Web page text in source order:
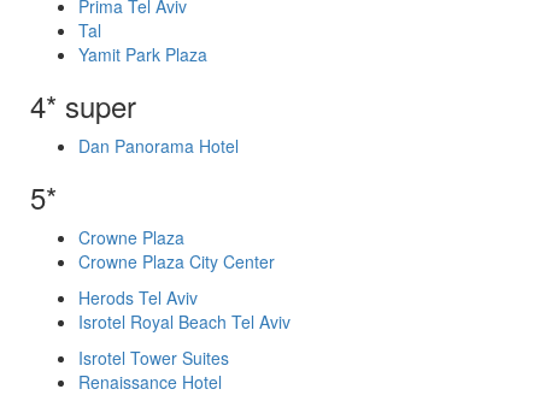
Prima Tel Aviv
Tal
Yamit Park Plaza
4* super
Dan Panorama Hotel
5*
Crowne Plaza
Crowne Plaza City Center
Herods Tel Aviv
Isrotel Royal Beach Tel Aviv
Isrotel Tower Suites
Renaissance Hotel